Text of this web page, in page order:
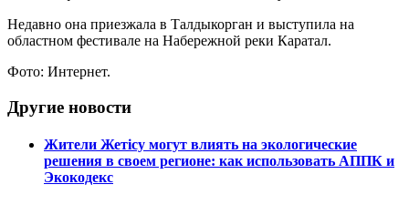
Недавно она приезжала в Талдыкорган и выступила на
областном фестивале на Набережной реки Каратал.
Фото: Интернет.
Другие новости
Жители Жетісу могут влиять на экологические
решения в своем регионе: как использовать АППК и
Экокодекс